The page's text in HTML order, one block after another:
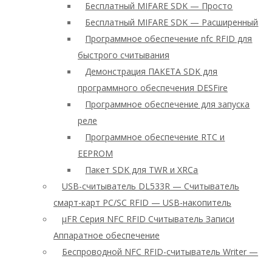
Бесплатный MIFARE SDK — Просто
Бесплатный MIFARE SDK — Расширенный
Программное обеспечение nfc RFID для
быстрого считывания
Демонстрация ПАКЕТА SDK для
программного обеспечения DESFire
Программное обеспечение для запуска
реле
Программное обеспечение RTC и
EEPROM
Пакет SDK для TWR и XRCa
USB-считыватель DL533R — Считыватель
смарт-карт PC/SC RFID — USB-накопитель
μFR Серия NFC RFID Считыватель Записи
Аппаратное обеспечение
Беспроводной NFC RFID-считыватель Writer —